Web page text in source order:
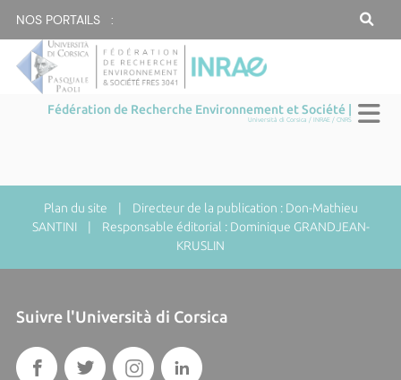
NOS PORTAILS :
Fédération de Recherche Environnement et Société |
Università di Corsica / INRAE / CNRS
Plan du site | Directeur de la publication : Don-Mathieu
SANTINI | Responsable éditorial : Dominique GRANDJEAN-
KRUSLIN
Suivre l'Università di Corsica